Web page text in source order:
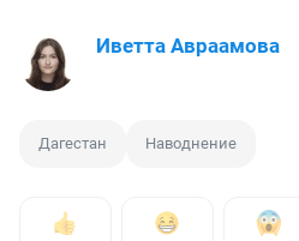
Иветта Авраамова
Дагестан Наводнение